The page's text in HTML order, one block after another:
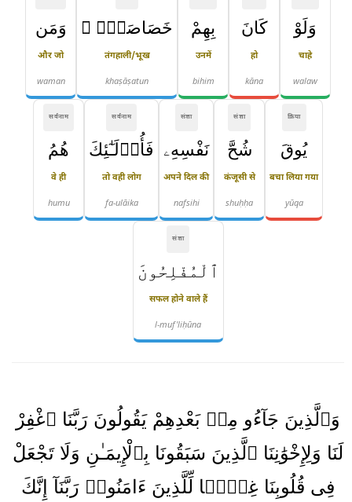
وَلَوْ
चाहे
walaw
كَانَ
हो
kāna
بِهِمْ
उनमें
bihim
خَصَاصَةٌۭ ۚ
तंगहाली/भूख
khaṣāṣatun
وَمَن
और जो
waman
क्रिया
يُوقَ
बचा लिया गया
yūqa
संज्ञा
شُحَّ
कंजूसी से
shuḥḥa
संज्ञा
نَفْسِهِۦ
अपने दिल की
nafsihi
सर्वनाम
فَأُو۟لَـٰٓئِكَ
तो वही लोग
fa-ulāika
सर्वनाम
هُمُ
वे ही
humu
संज्ञा
ٱلْمُفْلِحُونَ
सफल होने वाले हैं
l-muf'liḥūna
وَٱلَّذِينَ جَآءُو مِنۢ بَعْدِهِمْ يَقُولُونَ رَبَّنَا ٱغْفِرْ
لَنَا وَلِإِخْوَٰنِنَا ٱلَّذِينَ سَبَقُونَا بِٱلْإِيمَـٰنِ وَلَا تَجْعَلْ
فِى قُلُوبِنَا غِلًّۭا لِّلَّذِينَ ءَامَنُوا۟ رَبَّنَآ إِنَّكَ